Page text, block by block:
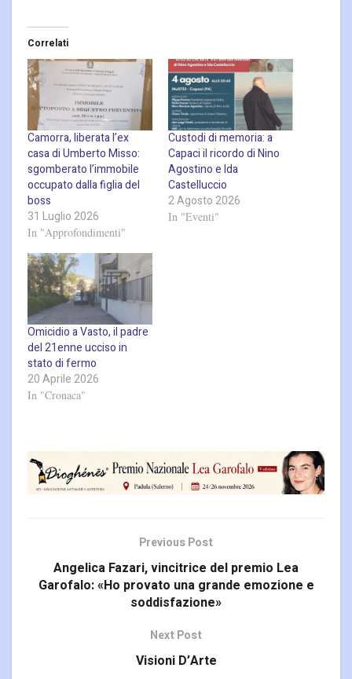
Correlati
Camorra, liberata l’ex
casa di Umberto Misso:
sgomberato l’immobile
occupato dalla figlia del
boss
31 Luglio 2026
In "Approfondimenti"
Custodi di memoria: a
Capaci il ricordo di Nino
Agostino e Ida
Castelluccio
2 Agosto 2026
In "Eventi"
Omicidio a Vasto, il padre
del 21enne ucciso in
stato di fermo
20 Aprile 2026
In "Cronaca"
Previous Post
Angelica Fazari, vincitrice del premio Lea
Garofalo: «Ho provato una grande emozione e
soddisfazione»
Next Post
Visioni D’Arte